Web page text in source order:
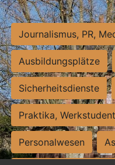
Journalismus, PR,
Ausbildungsplätze
Sicherheitsdienste
Praktika,
Personalwesen